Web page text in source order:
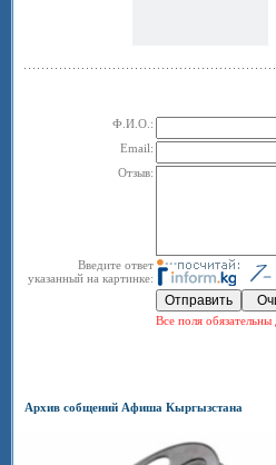
Ф.И.О.:
Email:
Отзыв:
Введите ответ
указанный на картинке:
Все поля обязательны
Архив собщений Афиша Кыргызстана